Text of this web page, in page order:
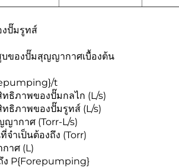
งปั๊มรูทส์
บของปั๊มสุญญากาศเบื้องต้น
t
ธิภาพของปั๊มกลไก (L/s)
ธิภาพของปั๊มรูทส์ (L/s)
ญากาศ (Torr-L/s)
ำเป็นต้องถึง (Torr)
าศ (L)
ง P{Forepumping}